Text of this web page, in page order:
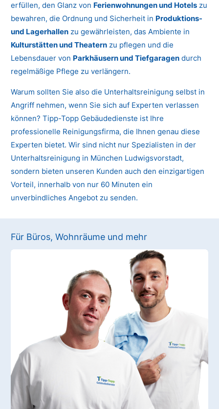
erfüllen, den Glanz von Ferienwohnungen und Hotels zu
bewahren, die Ordnung und Sicherheit in Produktions-
und Lagerhallen zu gewährleisten, das Ambiente in
Kulturstätten und Theatern zu pflegen und die
Lebensdauer von Parkhäusern und Tiefgaragen durch
regelmäßige Pflege zu verlängern.
Warum sollten Sie also die Unterhaltsreinigung selbst in
Angriff nehmen, wenn Sie sich auf Experten verlassen
können? Tipp-Topp Gebäudedienste ist Ihre
professionelle Reinigungsfirma, die Ihnen genau diese
Experten bietet. Wir sind nicht nur Spezialisten in der
Unterhaltsreinigung in München Ludwigsvorstadt,
sondern bieten unseren Kunden auch den einzigartigen
Vorteil, innerhalb von nur 60 Minuten ein
unverbindliches Angebot zu senden.
Für Büros, Wohnräume und mehr